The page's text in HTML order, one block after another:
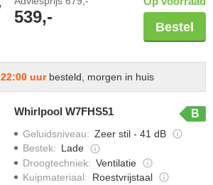
539,-
Bestel
22:00 uurbesteld, morgen in huis
Whirlpool W7FHS51 B
Geluidsniveau: Zeer stil - 41 dB
Bestek: Lade
Droogtechniek: Ventilatie
Kuipmateriaal: Roestvrijstaal